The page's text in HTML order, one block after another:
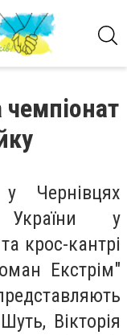
Чернівцях
України у
крос-кантрі
Екстрім"
Вікторія